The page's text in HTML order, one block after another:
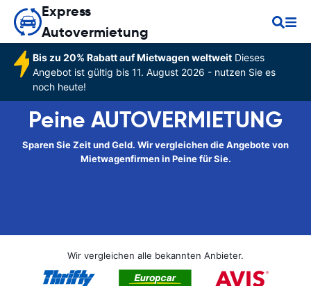
Express
Autovermietung
Bis zu 20% Rabatt auf Mietwagen weltweitDieses
Angebot ist gültig bis 11. August 2026 - nutzen Sie es
noch heute!
Peine AUTOVERMIETUNG
Sparen Sie Zeit und Geld. Wir vergleichen die Angebote von
Mietwagenfirmen in Peine für Sie.
Wir vergleichen alle bekannten Anbieter.